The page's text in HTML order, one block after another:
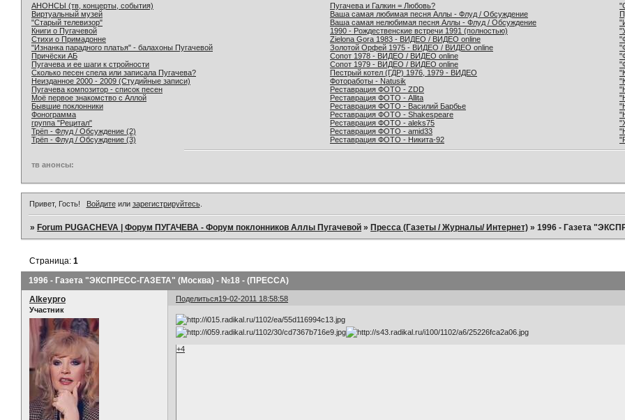
АНОНСЫ (тв, концерты, события)
Виртуальный музей
"Старый телевизор"
Книги о Пугачевой
Стихи о Примадонне
"Изнанка парадного платья" - балахоны Пугачевой
Причёски АБ
Пугачева и ее шаги к стройности
Сколько песен спела или записала Пугачева?
Неизданное 2000 - 2009 (Студийные записи)
Пугачева композитор - список песен
Моё первое знакомство с Аллой
Бывшие поклонники
Фонограмма
группа "Рецитал"
Трёп - Флуд / Обсуждение (2)
Трёп - Флуд / Обсуждение (3)
Пугачева и Галкин = Любовь?
Ваша самая любимая песня Аллы - Флуд / Обсуждение
Ваша самая нелюбимая песня Аллы - Флуд / Обсуждение
1990 - Рождественские встречи 1991 (полностью)
Zielona Gora 1983 - ВИДЕО / ВИДЕО online
Золотой Орфей 1975 - ВИДЕО / ВИДЕО online
Сопот 1978 - ВИДЕО / ВИДЕО online
Сопот 1979 - ВИДЕО / ВИДЕО online
Пестрый котел (ГДР) 1976, 1979 - ВИДЕО
Фотоработы - Natusik
Реставрация ФОТО - ZDD
Реставрация ФОТО - Allita
Реставрация ФОТО - Василий Барбье
Реставрация ФОТО - Shakespeare
Реставрация ФОТО - aleks75
Реставрация ФОТО - amid33
Реставрация ФОТО - Никита-92
тв анонсы:
Привет, Гость! Войдитеили зарегистрируйтесь.
»Forum PUGACHEVA | Форум ПУГАЧЕВА - Форум поклонников Аллы Пугачевой »Пресса (Газеты / Журналы/ Интернет) »1996 - Газета
1996 - Газета "ЭКСПРЕСС-ГАЗЕТА" (Москва) - №18 - (ПРЕССА)
Страница:1
Поделиться19-02-2011 18:58:58
Alkeypro
Участник
+4